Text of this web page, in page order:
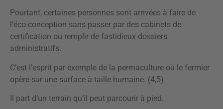
Pourtant, certaines personnes sont arrivées à faire de
l’éco-conception sans passer par des cabinets de
certification ou remplir de fastidieux dossiers
administratifs.
C’est l’esprit par exemple de la permaculture où le fermier
opère sur une surface à taille humaine. (4,5)
Il part d’un terrain qu’il peut parcourir à pied.